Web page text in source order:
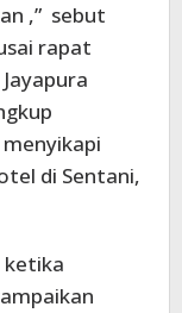
,” sebut
rapat
di Sentani,
ketika